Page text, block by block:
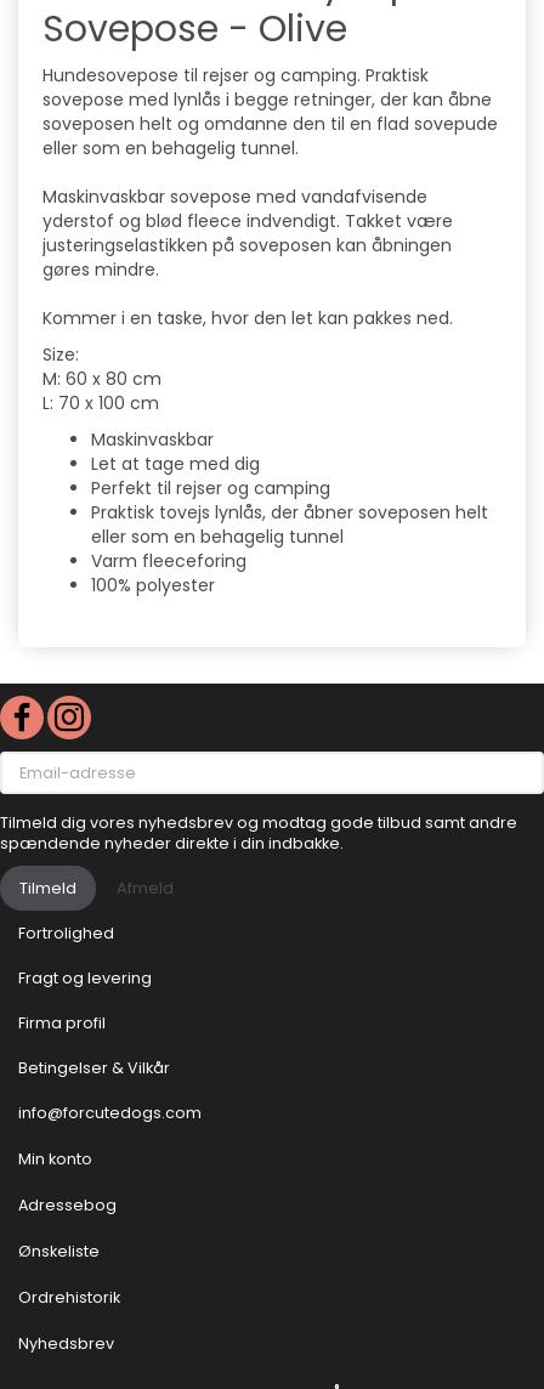
Sovepose - Olive
Hundesovepose til rejser og camping. Praktisk
sovepose med lynlås i begge retninger, der kan åbne
soveposen helt og omdanne den til en flad sovepude
eller som en behagelig tunnel.
Maskinvaskbar sovepose med vandafvisende
yderstof og blød fleece indvendigt. Takket være
justeringselastikken på soveposen kan åbningen
gøres mindre.
Kommer i en taske, hvor den let kan pakkes ned.
Size:
M: 60 x 80 cm
L: 70 x 100 cm
Maskinvaskbar
Let at tage med dig
Perfekt til rejser og camping
Praktisk tovejs lynlås, der åbner soveposen helt
eller som en behagelig tunnel
Varm fleeceforing
100% polyester
Email-
adresse
Tilmeld dig vores nyhedsbrev og modtag gode tilbud samt andre
spændende nyheder direkte i din indbakke.
Tilmeld Afmeld
Fortrolighed
Fragt og levering
Firma profil
Betingelser & Vilkår
info@forcutedogs.com
Min konto
Adressebog
Ønskeliste
Ordrehistorik
Nyhedsbrev